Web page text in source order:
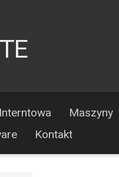
Maszyny
Kontakt